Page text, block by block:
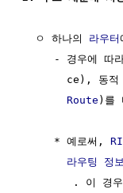
  ㅇ 하나의
라우터
- 경우에 따
       ce), 동적
Route )를
     * 예로써,
라우팅
정보
        . 이 경우